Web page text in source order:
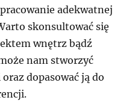
adekwatnej
skonsultować się
wnętrz bądź
nam stworzyć
dopasować ją do